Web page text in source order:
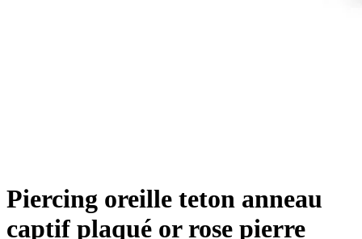
Piercing oreille teton anneau
captif plaqué or rose pierre